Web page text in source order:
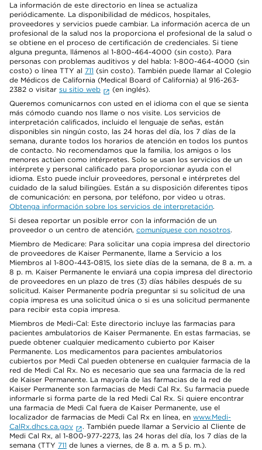
La información de este directorio en línea se actualiza
periódicamente. La disponibilidad de médicos, hospitales,
proveedores y servicios puede cambiar. La información acerca de un
profesional de la salud nos la proporciona el profesional de la salud o
se obtiene en el proceso de certificación de credenciales. Si tiene
alguna pregunta, llámenos al 1-800-464-4000 (sin costo). Para
personas con problemas auditivos y del habla: 1-800-464-4000 (sin
costo) o línea TTY al 711 (sin costo). También puede llamar al Colegio
de Médicos de California (Medical Board of California) al 916-263-
2382 o visitar su sitio web
(en inglés).
Queremos comunicarnos con usted en el idioma con el que se sienta
más cómodo cuando nos llame o nos visite. Los servicios de
interpretación calificados, incluido el lenguaje de señas, están
disponibles sin ningún costo, las 24 horas del día, los 7 días de la
semana, durante todos los horarios de atención en todos los puntos
de contacto. No recomendamos que la familia, los amigos o los
menores actúen como intérpretes. Solo se usan los servicios de un
intérprete y personal calificado para proporcionar ayuda con el
idioma. Esto puede incluir proveedores, personal e intérpretes del
cuidado de la salud bilingües. Están a su disposición diferentes tipos
de comunicación: en persona, por teléfono, por video u otras.
Obtenga información sobre los servicios de interpretación.
Si desea reportar un posible error con la información de un
proveedor o un centro de atención, comuníquese con nosotros.
Miembro de Medicare: Para solicitar una copia impresa del directorio
de proveedores de Kaiser Permanente, llame a Servicio a los
Miembros al 1-800-443-0815, los siete días de la semana, de 8 a. m. a
8 p. m. Kaiser Permanente le enviará una copia impresa del directorio
de proveedores en un plazo de tres (3) días hábiles después de su
solicitud. Kaiser Permanente podría preguntar si su solicitud de una
copia impresa es una solicitud única o si es una solicitud permanente
para recibir esta copia impresa.
Miembros de Medi-Cal: Este directorio incluye las farmacias para
pacientes ambulatorios de Kaiser Permanente. En estas farmacias, se
puede obtener cualquier medicamento cubierto por Kaiser
Permanente. Los medicamentos para pacientes ambulatorios
cubiertos por Medi Cal pueden obtenerse en cualquier farmacia de la
red de Medi Cal Rx. No es necesario que sea una farmacia de la red
de Kaiser Permanente. La mayoría de las farmacias de la red de
Kaiser Permanente son farmacias de Medi Cal Rx. Su farmacia puede
informarle si forma parte de la red Medi Cal Rx. Si quiere encontrar
una farmacia de Medi Cal fuera de Kaiser Permanente, use el
localizador de farmacias de Medi Cal Rx en línea, en www.Medi-
CalRx.dhcs.ca.gov
. También puede llamar a Servicio al Cliente de
Medi Cal Rx, al 1-800-977-2273, las 24 horas del día, los 7 días de la
semana (TTY 711 de lunes a viernes, de 8 a. m. a 5 p. m.).